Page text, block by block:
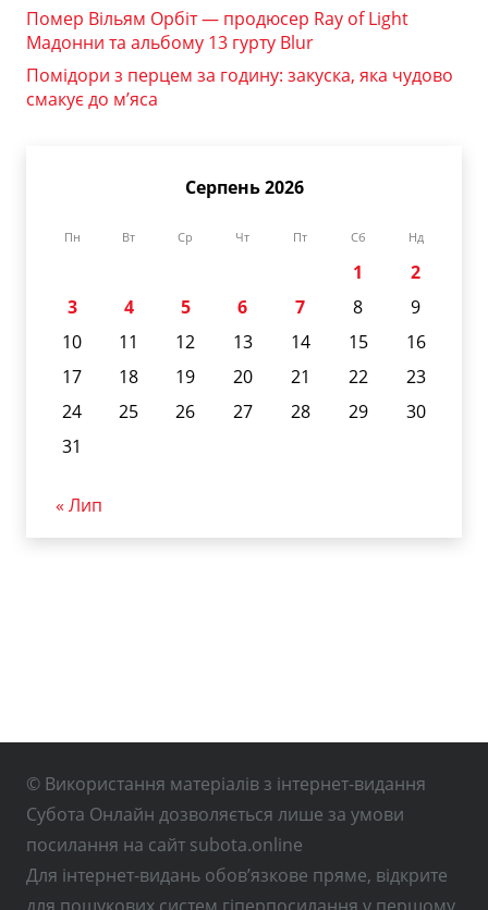
Помер Вільям Орбіт — продюсер Ray of Light
Мадонни та альбому 13 гурту Blur
Помідори з перцем за годину: закуска, яка чудово
смакує до м’яса
Серпень 2026
Пн Вт Ср Чт Пт Сб Нд
1
2
3
4 5 6 7 8
9
10
11 12 13 14 15
16
17
18 19 20 21 22
23
24
25 26 27 28 29
30
31
« Лип
© Використання матеріалів з інтернет-видання
Субота Онлайн дозволяється лише за умови
посилання на сайт subota.online
Для інтернет-видань обов’язкове пряме, відкрите